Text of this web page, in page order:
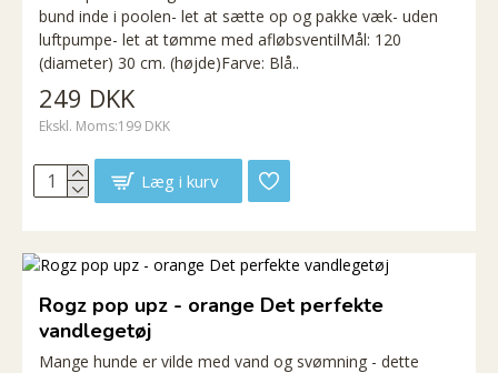
bund inde i poolen- let at sætte op og pakke væk- uden
luftpumpe- let at tømme med afløbsventilMål: 120
(diameter) 30 cm. (højde)Farve: Blå..
249 DKK
Ekskl. Moms:199 DKK
Læg i kurv
Rogz pop upz - orange Det perfekte
vandlegetøj
Mange hunde er vilde med vand og svømning - dette